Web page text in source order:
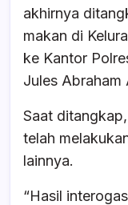
akhirnya
makan di
ke Kantor
Jules Abraham
Saat
telah
lainnya.
“Hasil